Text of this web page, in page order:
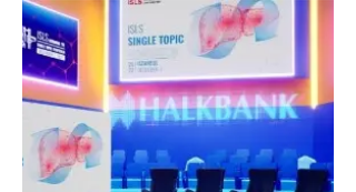
‘Karaciğer Naklinde Güncel Tedavi
yaklaşımları dün Ataşehir Medicana
Hastanesinde gerçekleştirildi. Türkiye ve
İstanbul genelinde gastroenteroloji ve nakil
cerrahisi alanında ünlü isimleri bir araya
getiren sempozyumda karaciğer naklinde
güncel gelişmeler tartışıldı